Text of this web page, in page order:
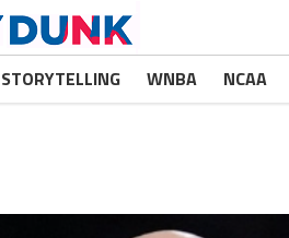
STORYTELLING WNBA NCAA